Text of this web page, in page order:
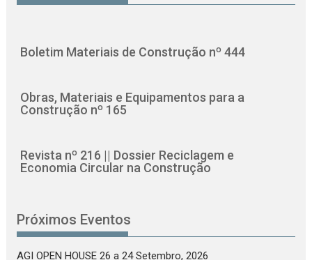
Boletim Materiais de Construção nº 444
Obras, Materiais e Equipamentos para a
Construção nº 165
Revista nº 216 || Dossier Reciclagem e
Economia Circular na Construção
Próximos Eventos
AGI OPEN HOUSE 26 a 24 Setembro, 2026